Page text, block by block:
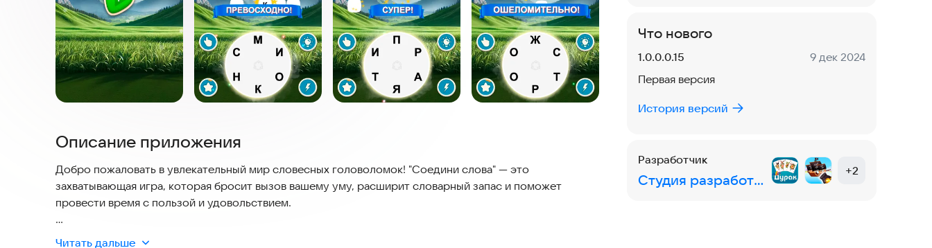
Описание приложения
Добро пожаловать в увлекательный мир словесных головоломок! "Соедини слова" — это
захватывающая игра, которая бросит вызов вашему уму, расширит словарный запас и поможет
провести время с пользой и удовольствием.
Особенности игры:
Читать дальше
Что нового
Версия:
1.0.0.0.15 Дата:
9 дек 2024
Первая версия
История версий
Разработчик
Студия разработки игр
+2